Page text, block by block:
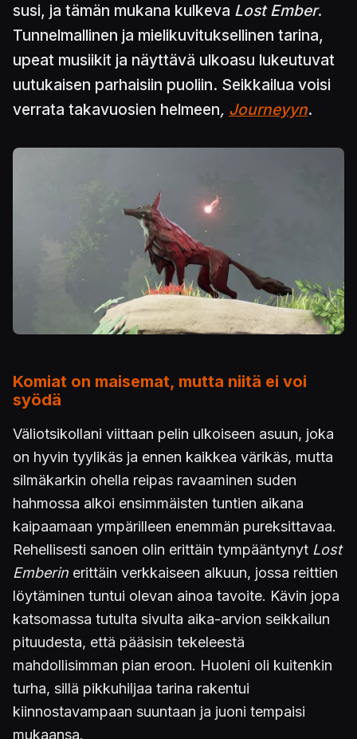
susi, ja tämän mukana kulkeva Lost Ember.
Tunnelmallinen ja mielikuvituksellinen tarina,
upeat musiikit ja näyttävä ulkoasu lukeutuvat
uutukaisen parhaisiin puoliin. Seikkailua voisi
verrata takavuosien helmeen, Journeyyn.
Kuva
Komiat on maisemat, mutta niitä ei voi
syödä
Väliotsikollani viittaan pelin ulkoiseen asuun, joka
on hyvin tyylikäs ja ennen kaikkea värikäs, mutta
silmäkarkin ohella reipas ravaaminen suden
hahmossa alkoi ensimmäisten tuntien aikana
kaipaamaan ympärilleen enemmän pureksittavaa.
Rehellisesti sanoen olin erittäin tympääntynyt Lost
Emberin erittäin verkkaiseen alkuun, jossa reittien
löytäminen tuntui olevan ainoa tavoite. Kävin jopa
katsomassa tutulta sivulta aika-arvion seikkailun
pituudesta, että pääsisin tekeleestä
mahdollisimman pian eroon. Huoleni oli kuitenkin
turha, sillä pikkuhiljaa tarina rakentui
kiinnostavampaan suuntaan ja juoni tempaisi
mukaansa.